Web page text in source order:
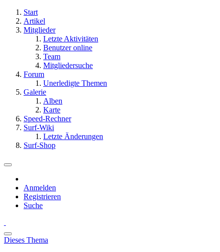
Start
Artikel
Mitglieder
Letzte Aktivitäten
Benutzer online
Team
Mitgliedersuche
Forum
Unerledigte Themen
Galerie
Alben
Karte
Speed-Rechner
Surf-Wiki
Letzte Änderungen
Surf-Shop
Anmelden
Registrieren
Suche
Dieses Thema